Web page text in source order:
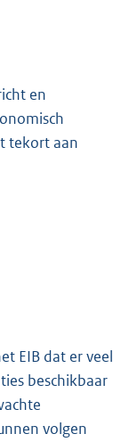
en
tekort aan
EIB dat er veel
beschikbaar
volgen